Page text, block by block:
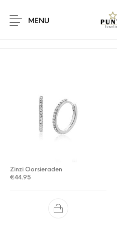
MENU
Home / Product Maat 16 x 1,8 x 1,6 mm
Zinzi Oorsieraden
€44.95